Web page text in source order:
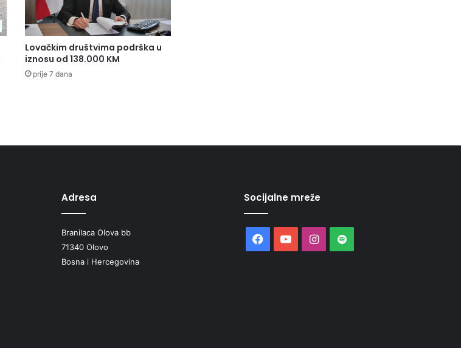
Lovačkim društvima podrška u
iznosu od 138.000 KM
prije 7 dana
Adresa
Branilaca Olova bb
71340 Olovo
Bosna i Hercegovina
Socijalne mreže
Facebook
YouTubeInstagram
Spotify